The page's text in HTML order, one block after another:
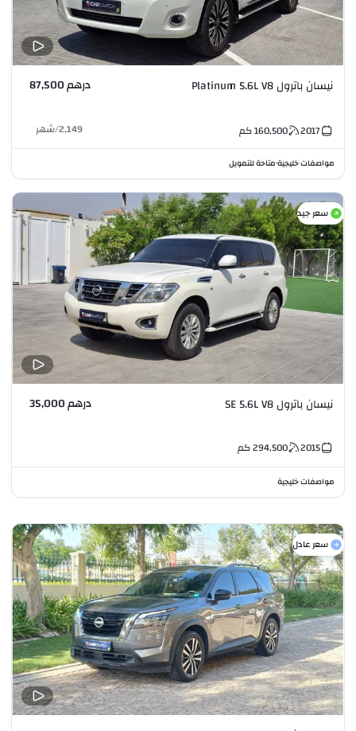
نيسان باترول Platinum 5.6L V8 درهم 87,500
2017
160,500كم 2,149
/شهر
مواصفات خليجية•متاحة للتمويل
سعر جيد
نيسان باترول SE 5.6L V8 درهم 35,000
2015
294,500كم
مواصفات خليجية
سعر عادل